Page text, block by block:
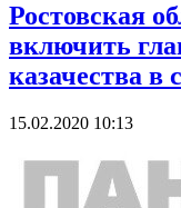
Ростовская
включить
казачества
15.02.2020 10:13